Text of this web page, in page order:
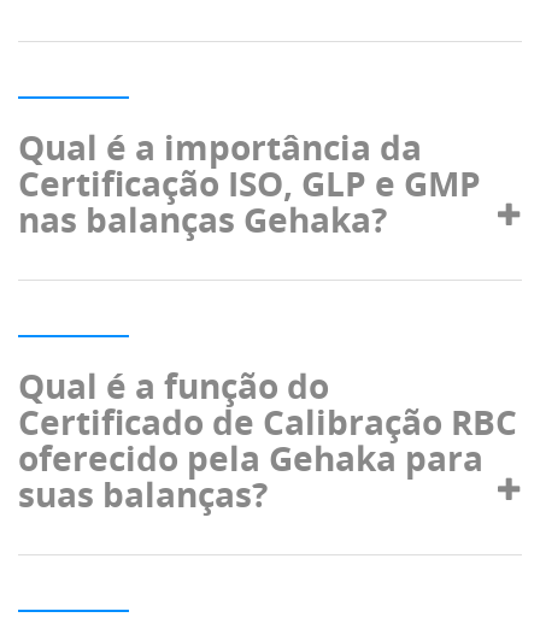
Qual é a importância da
Certificação ISO, GLP e GMP
nas balanças Gehaka?
Qual é a função do
Certificado de Calibração RBC
oferecido pela Gehaka para
suas balanças?